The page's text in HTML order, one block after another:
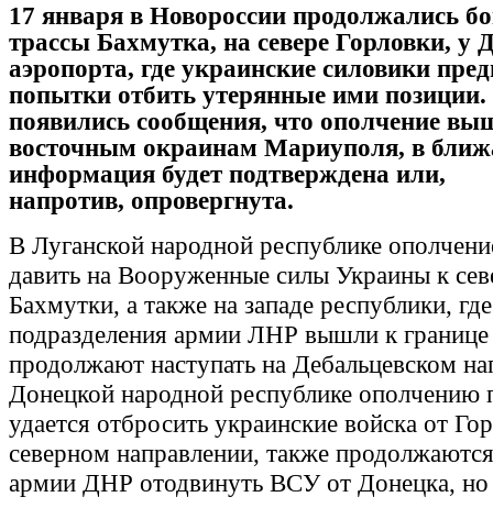
17 января в Новороссии продолжались
трассы Бахмутка, на севере Горловки, у
аэропорта, где украинские силовики
попытки отбить утерянные ими
появились сообщения, что ополчение
восточным окраинам Мариуполя, в
информация будет подтверждена или,
напротив, опровергнута.
В Луганской народной республике
давить на Вооруженные силы Украины к
Бахмутки, а также на западе республики, где
подразделения армии ЛНР вышли к
продолжают наступать на Дебальцевском
Донецкой народной республике ополчению
удается отбросить украинские войска от
северном направлении, также
армии ДНР отодвинуть ВСУ от Донецка, но